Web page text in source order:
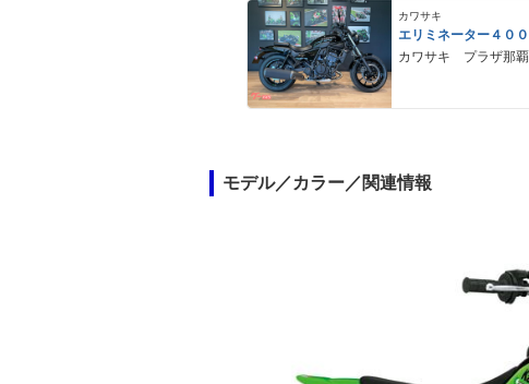
カワサキ
エリミネーター４００
カワサキ プラザ那覇
モデル／カラー／関連情報